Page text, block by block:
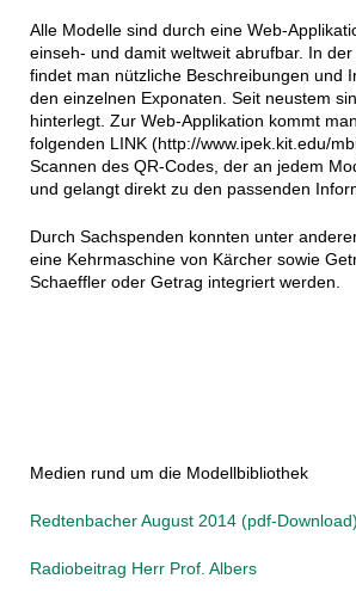
Alle Modelle sind durch eine Web-
einseh- und damit weltweit abrufbar. In
findet man nützliche Beschreibungen und
den einzelnen Exponaten. Seit neustem
hinterlegt. Zur Web-Applikation kommt
folgenden LINK (http://www.ipek.kit.edu/
Scannen des QR-Codes, der an jedem
und gelangt direkt zu den passenden
Durch Sachspenden konnten unter
eine Kehrmaschine von Kärcher sowie
Schaeffler oder Getrag integriert werden.
Medien rund um die Modellbibliothek
Redtenbacher August 2014 (pdf-Download)
Radiobeitrag Herr Prof. Albers